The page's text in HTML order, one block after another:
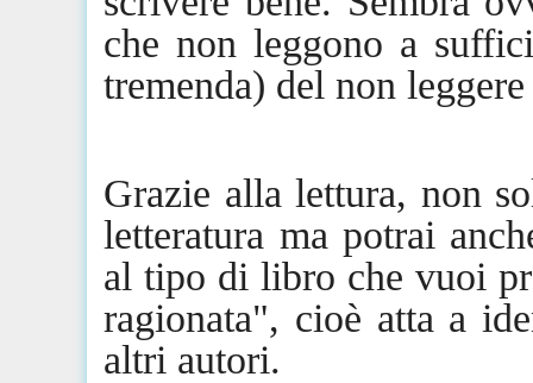
che non leggono a
tremenda) del non
Grazie alla lettura, non
letteratura ma potrai
al tipo di libro che vuoi
ragionata", cioè atta a
altri autori.